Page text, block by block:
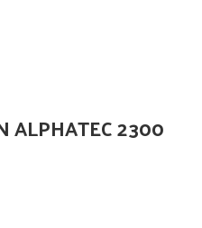
ALPHATEC 2300